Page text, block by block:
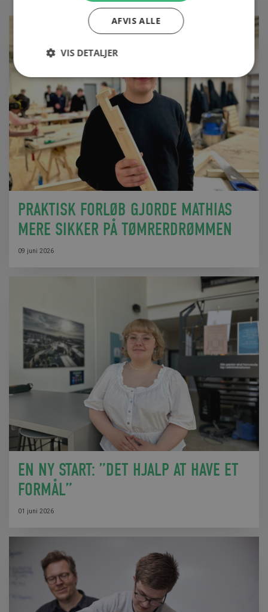
PRAKTISK FORLØB GJORDE MATHIAS
MERE SIKKER PÅ TØMRERDRØMMEN
09 juni 2026
EN NY START: ”DET HJALP AT HAVE ET
FORMÅL”
01 juni 2026
AFVIS ALLE
VIS DETALJER